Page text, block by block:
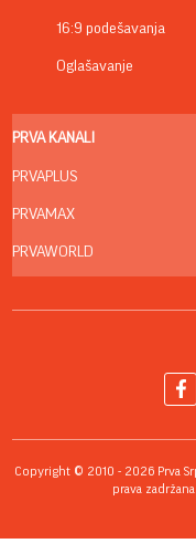
16:9 podešavanja
Oglašavanje
PRVA KANALI
PRVAPLUS
PRVAMAX
PRVAWORLD
Copyright © 2010 - 2026 Prva
prava zadržana.